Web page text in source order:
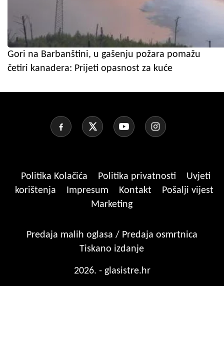
Gori na Barbanštini, u gašenju požara pomažu
četiri kanadera: Prijeti opasnost za kuće
Politika Kolačića Politika privatnosti
Uvjeti
korištenja
Impresum Kontakt
Pošalji vijest
Marketing
Predaja malih oglasa / Predaja osmrtnica
Tiskano izdanje
2026. - glasistre.hr